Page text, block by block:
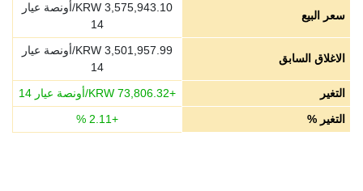
سعر البيع
3,575,943.10
KRW/أونصة عيار
14
الاغلاق السابق
3,501,957.99
KRW/أونصة عيار
14
التغير
+
73,806.32
التغير %
+
2.11
%